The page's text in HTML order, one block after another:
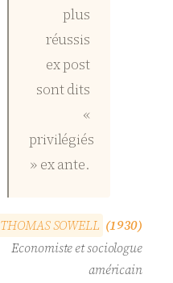
plus
réussis
ex post
sont dits
«
privilégiés
» ex ante.
THOMASSOWELL (1930)
Economiste et sociologue
américain